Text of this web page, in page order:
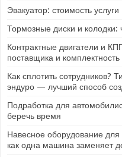
Эвакуатор: стоимость
Тормозные диски и колодки:
Контрактные двигатели и
поставщика и комплектность
Как сплотить сотрудников?
эндуро — лучший способ
Подработка для
беречь время
Навесное оборудование для
как одна машина заменяет